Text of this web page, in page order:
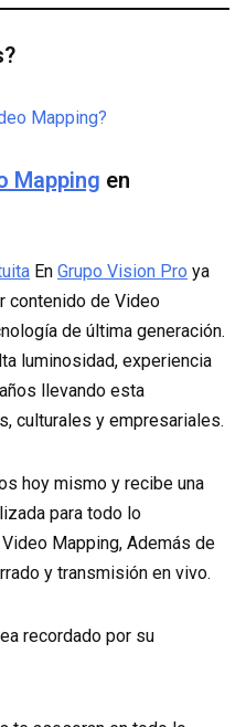
Mapping?
Mapping en
En Grupo Vision Pro ya
contenido de Video
de última generación.
luminosidad, experiencia
llevando esta
culturales y empresariales.
hoy mismo y recibe una
para todo lo
Mapping, Además de
y transmisión en vivo.
recordado por su